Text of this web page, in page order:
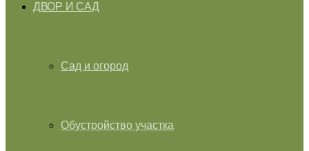
ДВОР И САД
Сад и огород
Обустройство участка